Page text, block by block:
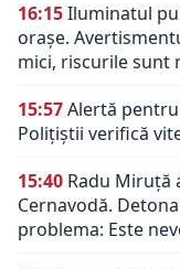
16:15Iluminatul
orașe.
mici, riscurile sunt
15:57Alertă
Polițiștii verifică
15:40 Radu Miruță
Cernavodă.
problema: Este